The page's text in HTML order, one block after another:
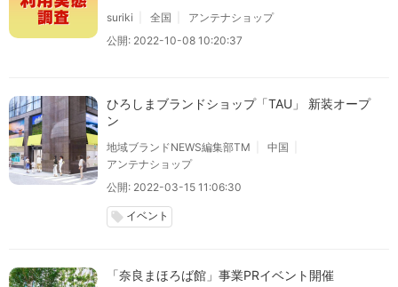
suriki 全国
アンテナショップ
公開: 2022-10-08 10:20:37
ひろしまブランドショップ「TAU」 新装オープ
ン
地域ブランドNEWS編集部TM
中国
アンテナショップ
公開: 2022-03-15 11:06:30
local_offer イベント
「奈良まほろば館」事業PRイベント開催